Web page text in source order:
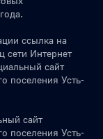
ссылка на
сети Интернет
сайт
поселения Усть-
сайт
поселения Усть-